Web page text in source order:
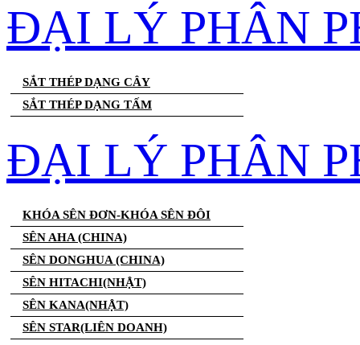
ĐẠI LÝ PHÂN
SẮT THÉP DẠNG CÂY
SẮT THÉP DẠNG TẤM
ĐẠI LÝ PHÂN
KHÓA SÊN ĐƠN-KHÓA SÊN ĐÔI
SÊN AHA (CHINA)
SÊN DONGHUA (CHINA)
SÊN HITACHI(NHẬT)
SÊN KANA(NHẬT)
SÊN STAR(LIÊN DOANH)